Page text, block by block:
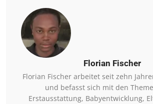
Florian Fischer
Florian Fischer arbeitet seit zehn
und befasst sich mit den
Erstausstattung, Babyentwicklung,